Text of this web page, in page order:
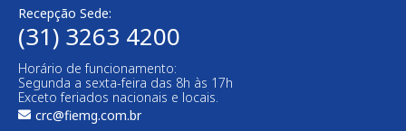
Recepção Sede:
(31) 3263 4200
Horário de funcionamento:
Segunda a sexta-feira das 8h às 17h
Exceto feriados nacionais e locais.
crc@fiemg.com.br